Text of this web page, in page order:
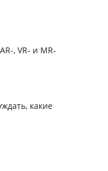
, VR- и MR-
какие